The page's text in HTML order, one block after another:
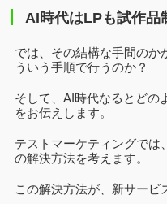
AI時代はLPも試作品
では、その結構な手間のか
ういう手順で行うのか？
そして、AI時代なるとどの
をお伝えします。
テストマーケティングでは
の解決方法を考えます。
この解決方法が、新サービ